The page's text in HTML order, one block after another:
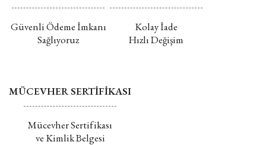
Güvenli Ödeme İmkanı
Sağlıyoruz
Kolay İade
Hızlı Değişim
MÜCEVHER SERTİFİKASI
Mücevher Sertifikası
ve Kimlik Belgesi